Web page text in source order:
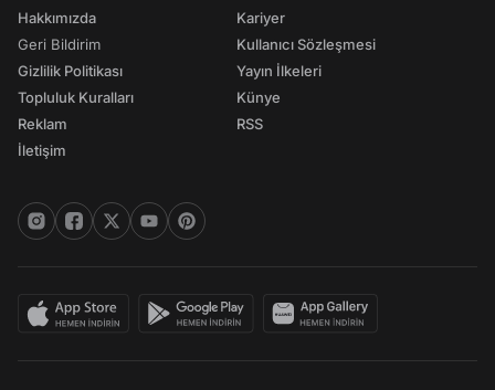
Hakkımızda
Geri Bildirim
Gizlilik Politikası
Topluluk Kuralları
Reklam
İletişim
Kariyer
Kullanıcı Sözleşmesi
Yayın İlkeleri
Künye
RSS